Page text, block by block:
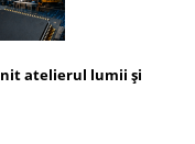
atelierul lumii și